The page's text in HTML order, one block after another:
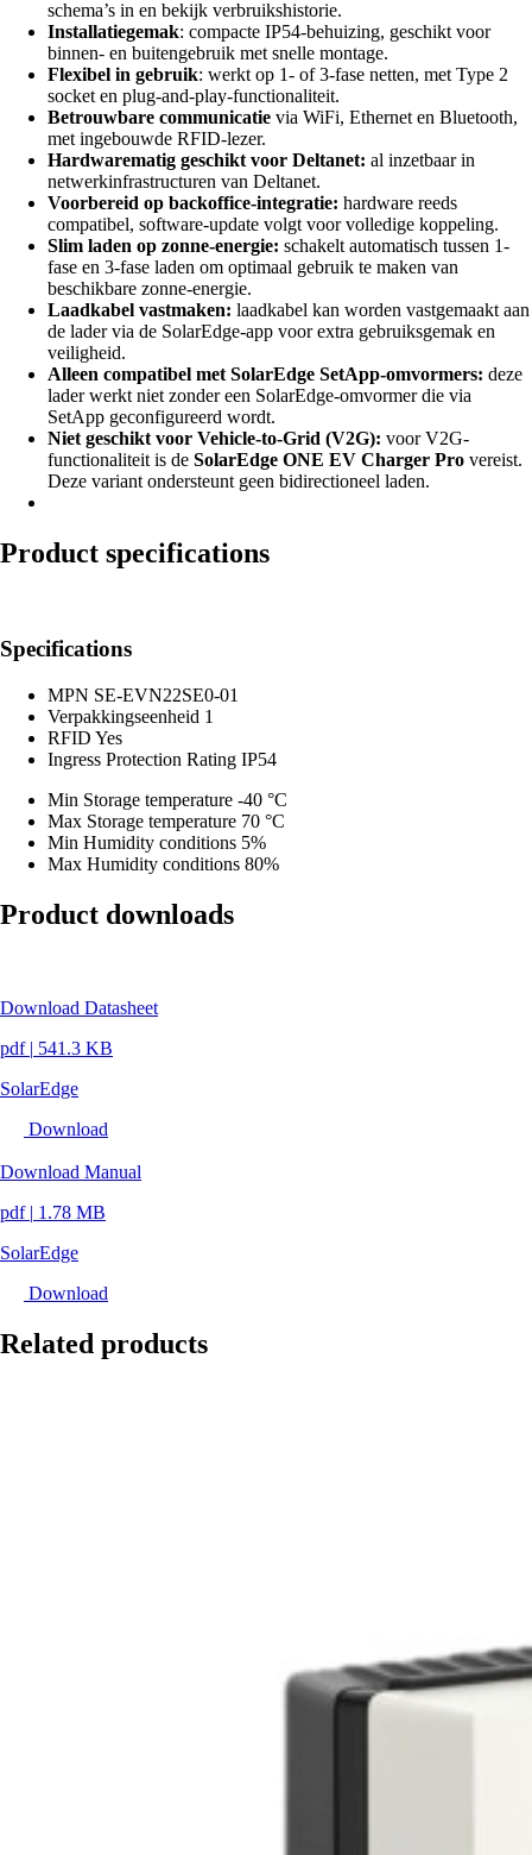
schema’s in en bekijk verbruikshistorie.
Installatiegemak: compacte IP54-behuizing, geschikt voor
binnen- en buitengebruik met snelle montage.
Flexibel in gebruik: werkt op 1- of 3-fase netten, met Type 2
socket en plug-and-play-functionaliteit.
Betrouwbare communicatie via WiFi, Ethernet en Bluetooth,
met ingebouwde RFID-lezer.
Hardwarematig geschikt voor Deltanet: al inzetbaar in
netwerkinfrastructuren van Deltanet.
Voorbereid op backoffice-integratie: hardware reeds
compatibel, software-update volgt voor volledige koppeling.
Slim laden op zonne-energie: schakelt automatisch tussen 1-
fase en 3-fase laden om optimaal gebruik te maken van
beschikbare zonne-energie.
Laadkabel vastmaken: laadkabel kan worden vastgemaakt aan
de lader via de SolarEdge-app voor extra gebruiksgemak en
veiligheid.
Alleen compatibel met SolarEdge SetApp-omvormers: deze
lader werkt niet zonder een SolarEdge-omvormer die via
SetApp geconfigureerd wordt.
Niet geschikt voor Vehicle-to-Grid (V2G): voor V2G-
functionaliteit is de SolarEdge ONE EV Charger Pro vereist.
Deze variant ondersteunt geen bidirectioneel laden.
Product specifications
Specifications
MPN SE-EVN22SE0-01
Verpakkingseenheid 1
RFID Yes
Ingress Protection Rating IP54
Min Storage temperature -40 °C
Max Storage temperature 70 °C
Min Humidity conditions 5%
Max Humidity conditions 80%
Product downloads
Download Datasheet
pdf | 541.3 KB
SolarEdge
Download
Download Manual
pdf | 1.78 MB
SolarEdge
Download
Related products